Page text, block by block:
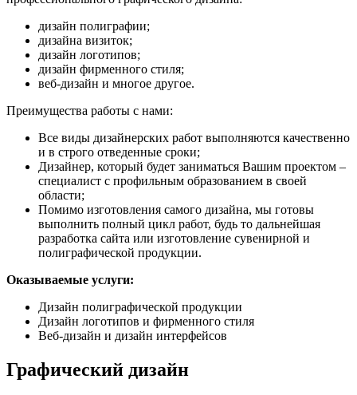
дизайн полиграфии;
дизайна визиток;
дизайн логотипов;
дизайн фирменного стиля;
веб-дизайн и многое другое.
Преимущества работы с нами:
Все виды дизайнерских работ выполняются качественно
и в строго отведенные сроки;
Дизайнер, который будет заниматься Вашим проектом –
специалист с профильным образованием в своей
области;
Помимо изготовления самого дизайна, мы готовы
выполнить полный цикл работ, будь то дальнейшая
разработка сайта или изготовление сувенирной и
полиграфической продукции.
Оказываемые услуги:
Дизайн полиграфической продукции
Дизайн логотипов и фирменного стиля
Веб-дизайн и дизайн интерфейсов
Графический дизайн